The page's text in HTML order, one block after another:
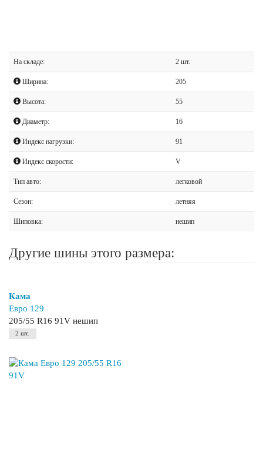
На складе: 2 шт.
Ширина: 205
Высота: 55
Диаметр: 16
Индекс нагрузки: 91
Индекс скорости: V
Тип авто: легковой
Сезон: летняя
Шиповка: нешип
Другие шины этого размера:
Кама
Евро 129
205/55 R16 91V нешип
2 шт.